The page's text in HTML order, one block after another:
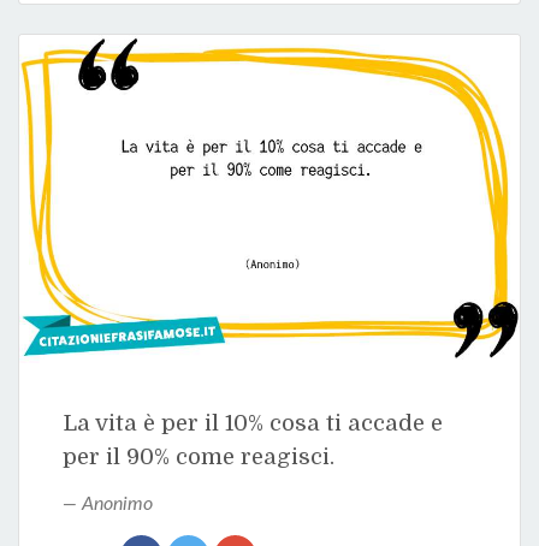
La vita è per il 10% cosa ti accade e
per il 90% come reagisci.
Anonimo